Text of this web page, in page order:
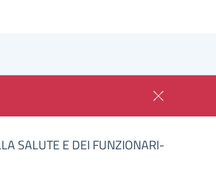
SALUTE E DEI FUNZIONARI-